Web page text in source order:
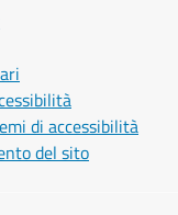
di accessibilità
del sito